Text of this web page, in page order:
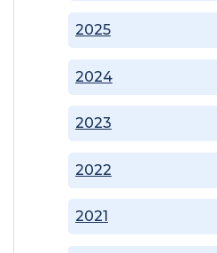
2021
2022
2023
2024
2025